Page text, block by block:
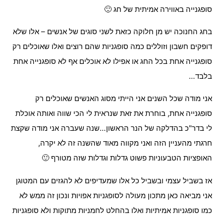
סופגנייה באווירה אמיתית של חג 🙂
בחג החנוכה יש מן חלוקה כזאת לשני סוגים של אנשים – אלו שלא
דופקים חשבון וזוללים כמה סופגניות שהם רוצים ואלו שאוכלים רק
סופגנייה אחת בכל החג או אפילו לא אוכלים אף לא סופגנייה אחת
בלבד…
אני מודה שכל השנים אני הייתי מסוג האנשים שאוכלים רק
סופגנייה אחת, בוחרת את זאת שנראית לי הכי שווה ואותה אוכלת
לי בדר"כ בהדלקה של הנר הראשון…שנה שעברה אני מודה שקצת
חרגתי מהעניין הזה ואני מקווה מאוד שהשנה זה לא יקרה,
האופציות הטבעוניות פשוט גדלות וגדלות שזה מטורף 🙂
אז בשביל עצמי ובשביל כל אלו שמעדיפים לא להגזים עם המטוגן
אני מביאה כאן מתכון מעולה לסופגניות אפויות ונכון זה ממש לא
כמו סופגניות אמיתיות ואלו בהחלט לחמניות מתוקות ולא סופגניות